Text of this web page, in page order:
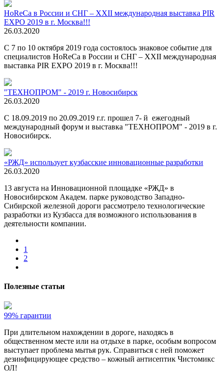
HoReCa в России и СНГ – XXII международная выставка PIR
EXPO 2019 в г. Москва!!!
26.03.2020
С 7 по 10 октября 2019 года состоялось знаковое событие для
специалистов HoReCa в России и СНГ – XXII международная
выставка PIR EXPO 2019 в г. Москва!!!
"ТЕХНОПРОМ" - 2019 г. Новосибирск
26.03.2020
С 18.09.2019 по 20.09.2019 г.г. прошел 7- й ежегодный
международный форум и выставка "ТЕХНОПРОМ" - 2019 в г.
Новосибирск.
«РЖД» использует кузбасские инновационные разработки
26.03.2020
13 августа на Инновационной площадке «РЖД» в
Новосибирском Академ. парке руководство Западно-
Сибирской железной дороги рассмотрело технологические
разработки из Кузбасса для возможного использования в
деятельности компании.
1
2
Полезные статьи
99% гарантии
При длительном нахождении в дороге, находясь в
общественном месте или на отдыхе в парке, особым вопросом
выступает проблема мытья рук. Справиться с ней поможет
дезинфицирующее средство – кожный антисептик Чистомикс
ОЛ!